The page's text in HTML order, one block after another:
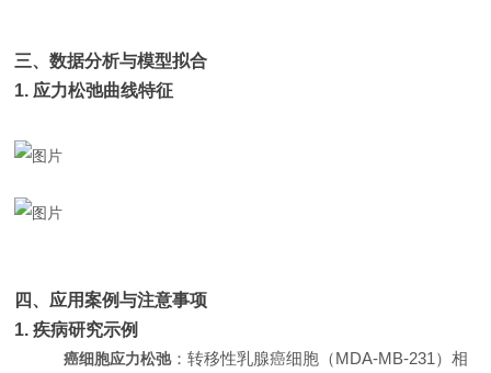
三、数据分析与模型拟合
1. 应力松弛曲线特征
四、应用案例与注意事项
1. 疾病研究示例
癌细胞应力松弛：转移性乳腺癌细胞（MDA-MB-231）相